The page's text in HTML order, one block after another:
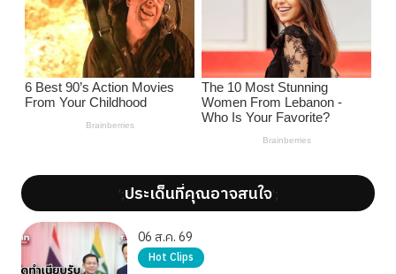
';ประเด็นที่คุณอาจสนใจ';
06 ส.ค. 69
Hot Clips